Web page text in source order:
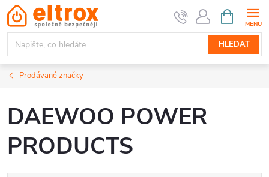
Přejít
na
obsah
HLEDAT
NÁKUPNÍ
KOŠÍK
Prodávané značky
DAEWOO POWER
PRODUCTS